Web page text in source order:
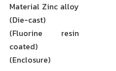
Material Zinc alloy
(Die-cast)
(Fluorine resin
coated)
(Enclosure)